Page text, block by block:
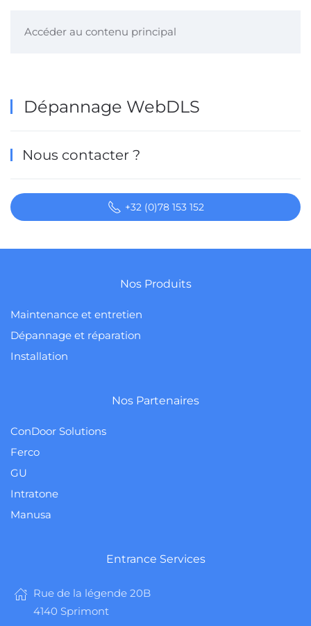
Accéder au contenu principal
Dépannage WebDLS
Nous contacter ?
+32 (0)78 153 152
Nos Produits
Maintenance et entretien
Dépannage et réparation
Installation
Nos Partenaires
ConDoor Solutions
Ferco
GU
Intratone
Manusa
Entrance Services
Rue de la légende 20B
4140 Sprimont